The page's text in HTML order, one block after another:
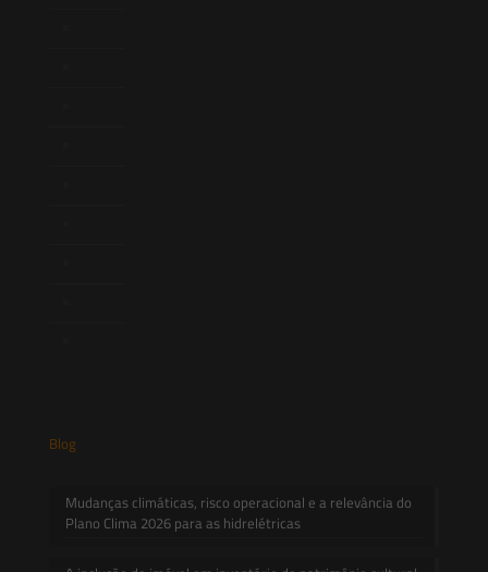
Blog
Mudanças climáticas, risco operacional e a relevância do
Plano Clima 2026 para as hidrelétricas